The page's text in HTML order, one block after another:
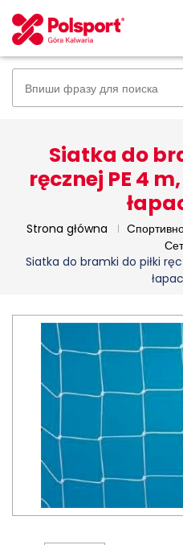
Siatka do
ręcznej PE 4
Strona główna
Siatka do bramki do piłki